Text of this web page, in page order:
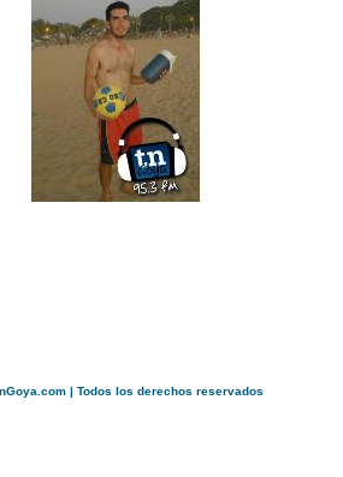
| Todos los derechos reservados